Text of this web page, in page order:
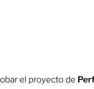
el proyecto de